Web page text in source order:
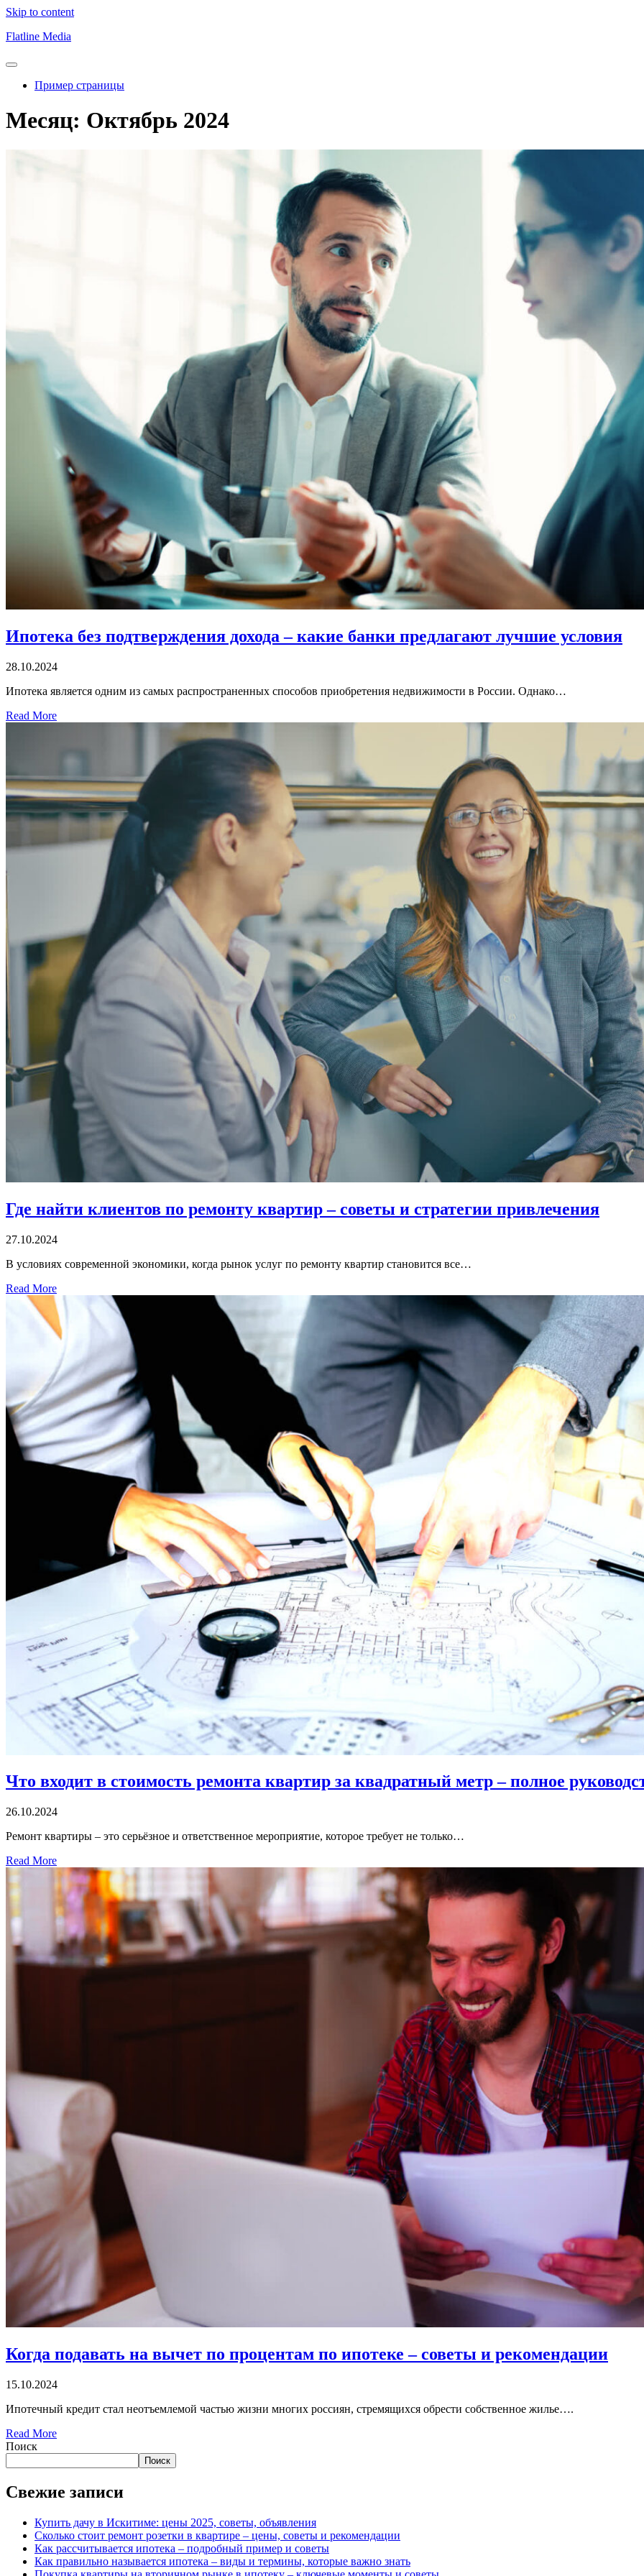
Skip to content
Flatline Media
Пример страницы
Месяц: Октябрь 2024
Ипотека без подтверждения дохода – какие банки предлагают лучшие условия
28.10.2024
Ипотека является одним из самых распространенных способов приобретения недвижимости в России. Однако…
Read More
Где найти клиентов по ремонту квартир – советы и стратегии привлечения
27.10.2024
В условиях современной экономики, когда рынок услуг по ремонту квартир становится все…
Read More
Что входит в стоимость ремонта квартир за квадратный метр – полное
26.10.2024
Ремонт квартиры – это серьёзное и ответственное мероприятие, которое требует не только…
Read More
Когда подавать на вычет по процентам по ипотеке – советы и рекомендации
15.10.2024
Ипотечный кредит стал неотъемлемой частью жизни многих россиян, стремящихся обрести собственное жилье….
Read More
Поиск
Поиск
Свежие записи
Купить дачу в Искитиме: цены 2025, советы, объявления
Сколько стоит ремонт розетки в квартире – цены, советы и рекомендации
Как рассчитывается ипотека – подробный пример и советы
Как правильно называется ипотека – виды и термины, которые важно знать